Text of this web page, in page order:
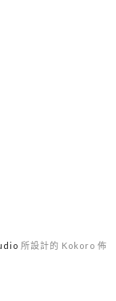
所設計的 Kokoro 佈